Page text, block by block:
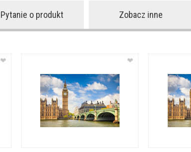
Pytanie o produkt Zobacz inne
❤ ❤